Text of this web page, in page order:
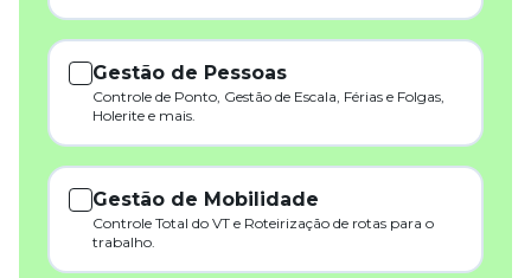
Gestão de Pessoas
Controle de Ponto, Gestão de Escala, Férias e Folgas,
Holerite e mais.
Gestão de Mobilidade
Controle Total do VT e Roteirização de rotas para o
trabalho.